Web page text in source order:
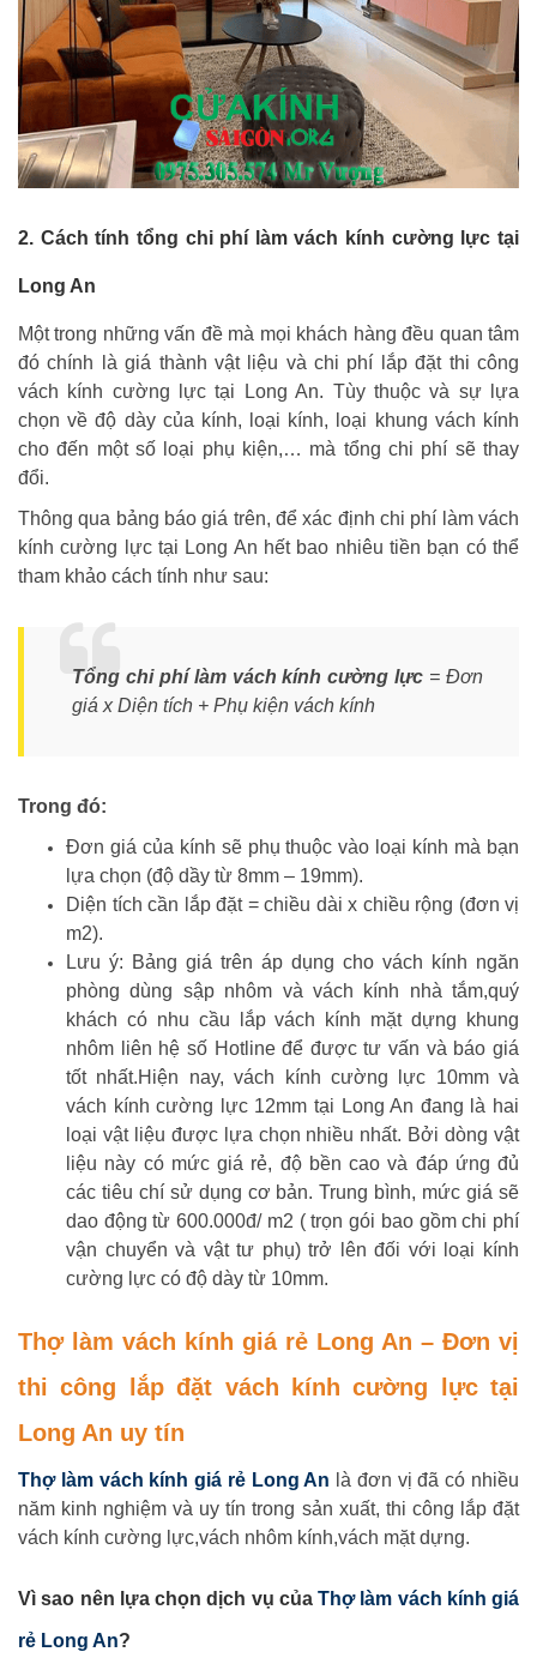
2. Cách tính tổng chi phí làm vách kính cường lực tại
Long An
Một trong những vấn đề mà mọi khách hàng đều quan tâm
đó chính là giá thành vật liệu và chi phí lắp đặt thi công
vách kính cường lực tại Long An. Tùy thuộc và sự lựa
chọn về độ dày của kính, loại kính, loại khung vách kính
cho đến một số loại phụ kiện,… mà tổng chi phí sẽ thay
đổi.
Thông qua bảng báo giá trên, để xác định chi phí làm vách
kính cường lực tại Long An hết bao nhiêu tiền bạn có thể
tham khảo cách tính như sau:
Tổng chi phí làm vách kính cường lực = Đơn
giá x Diện tích + Phụ kiện vách kính
Trong đó:
Đơn giá của kính sẽ phụ thuộc vào loại kính mà bạn
lựa chọn (độ dầy từ 8mm – 19mm).
Diện tích cần lắp đặt = chiều dài x chiều rộng (đơn vị
m2).
Lưu ý: Bảng giá trên áp dụng cho vách kính ngăn
phòng dùng sập nhôm và vách kính nhà tắm,quý
khách có nhu cầu lắp vách kính mặt dựng khung
nhôm liên hệ số Hotline để được tư vấn và báo giá
tốt nhất.Hiện nay, vách kính cường lực 10mm và
vách kính cường lực 12mm tại Long An đang là hai
loại vật liệu được lựa chọn nhiều nhất. Bởi dòng vật
liệu này có mức giá rẻ, độ bền cao và đáp ứng đủ
các tiêu chí sử dụng cơ bản. Trung bình, mức giá sẽ
dao động từ 600.000đ/ m2 ( trọn gói bao gồm chi phí
vận chuyển và vật tư phụ) trở lên đối với loại kính
cường lực có độ dày từ 10mm.
Thợ làm vách kính giá rẻ Long An – Đơn vị
thi công lắp đặt vách kính cường lực tại
Long An uy tín
Thợ làm vách kính giá rẻ Long An là đơn vị đã có nhiều
năm kinh nghiệm và uy tín trong sản xuất, thi công lắp đặt
vách kính cường lực,vách nhôm kính,vách mặt dựng.
Vì sao nên lựa chọn dịch vụ của Thợ làm vách kính giá
rẻ Long An?